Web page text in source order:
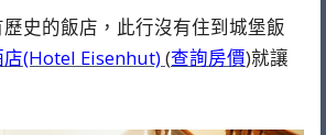
史的飯店，此行沒有住到城堡飯
(Hotel Eisenhut)(查詢房價)就讓